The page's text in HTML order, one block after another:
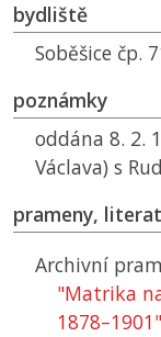
bydliště
Soběšice čp.
poznámky
oddána 8. 2.
Václava) s
prameny,
Archivní
"Matrika
1878–1901"